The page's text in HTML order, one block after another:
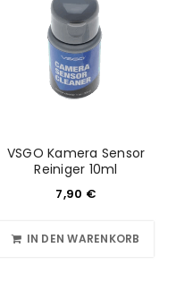
VSGO Kamera Sensor
Reiniger 10ml
7,90 €
IN DEN WARENKORB